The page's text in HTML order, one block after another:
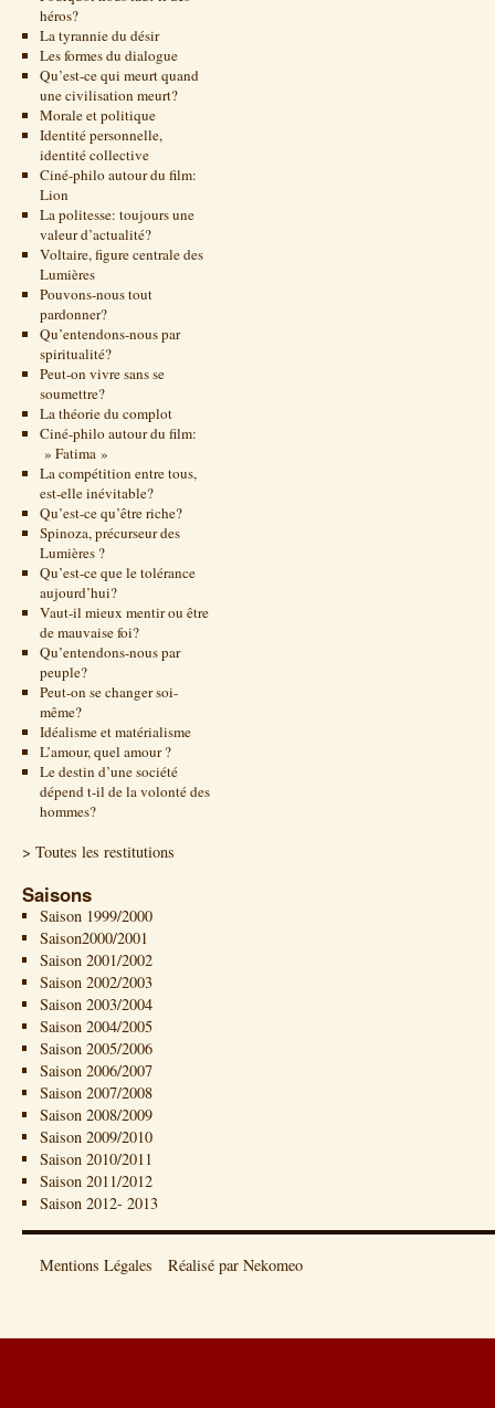
héros?
La tyrannie du désir
Les formes du dialogue
Qu’est-ce qui meurt quand
une civilisation meurt?
Morale et politique
Identité personnelle,
identité collective
Ciné-philo autour du film:
Lion
La politesse: toujours une
valeur d’actualité?
Voltaire, figure centrale des
Lumières
Pouvons-nous tout
pardonner?
Qu’entendons-nous par
spiritualité?
Peut-on vivre sans se
soumettre?
La théorie du complot
Ciné-philo autour du film:
» Fatima »
La compétition entre tous,
est-elle inévitable?
Qu’est-ce qu’être riche?
Spinoza, précurseur des
Lumières ?
Qu’est-ce que le tolérance
aujourd’hui?
Vaut-il mieux mentir ou être
de mauvaise foi?
Qu’entendons-nous par
peuple?
Peut-on se changer soi-
même?
Idéalisme et matérialisme
L’amour, quel amour ?
Le destin d’une société
dépend t-il de la volonté des
hommes?
> Toutes les restitutions
Saisons
Saison 1999/2000
Saison2000/2001
Saison 2001/2002
Saison 2002/2003
Saison 2003/2004
Saison 2004/2005
Saison 2005/2006
Saison 2006/2007
Saison 2007/2008
Saison 2008/2009
Saison 2009/2010
Saison 2010/2011
Saison 2011/2012
Saison 2012- 2013
Mentions Légales Réalisé par Nekomeo